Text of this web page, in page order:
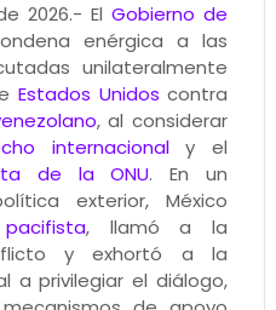
2026.- ElGobierno de
enérgica a las
unilateralmente
Estados Unidos contra
, al considerar
internacionaly el
de la ONU. En un
exterior, México
, llamó a la
y exhortó a la
a privilegiar el diálogo,